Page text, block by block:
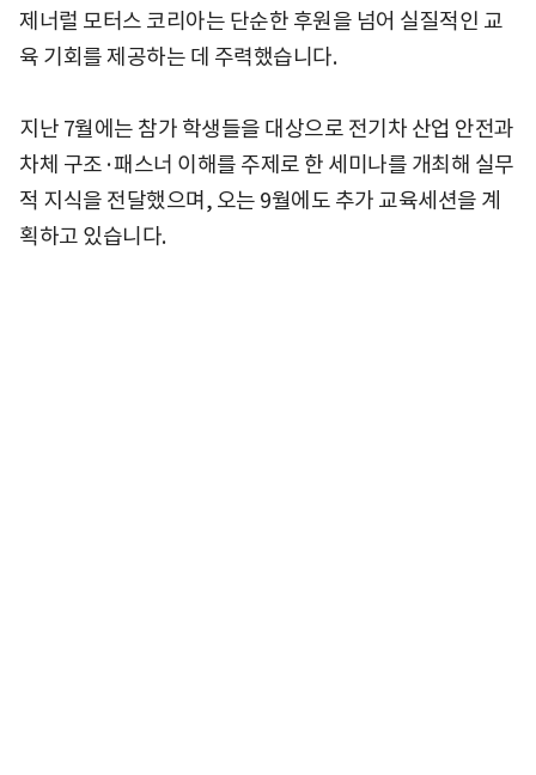
제너럴 모터스 코리아는 단순한 후원을 넘어 실질적인 교
육 기회를 제공하는 데 주력했습니다.
지난 7월에는 참가 학생들을 대상으로 전기차 산업 안전과
차체 구조·패스너 이해를 주제로 한 세미나를 개최해 실무
적 지식을 전달했으며, 오는 9월에도 추가 교육세션을 계
획하고 있습니다.